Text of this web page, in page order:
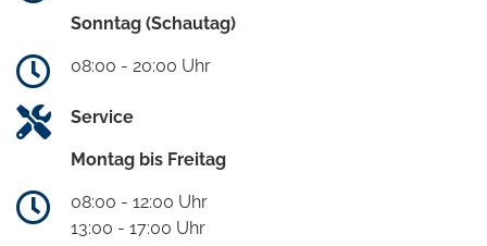
Sonntag (Schautag)
08:00 - 20:00 Uhr
Service
Montag bis Freitag
08:00 - 12:00 Uhr
13:00 - 17:00 Uhr